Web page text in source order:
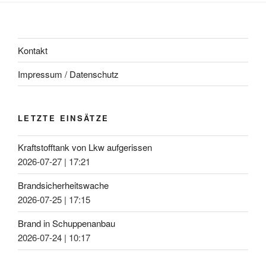
Kontakt
Impressum / Datenschutz
LETZTE EINSÄTZE
Kraftstofftank von Lkw aufgerissen
2026-07-27 | 17:21
Brandsicherheitswache
2026-07-25 | 17:15
Brand in Schuppenanbau
2026-07-24 | 10:17